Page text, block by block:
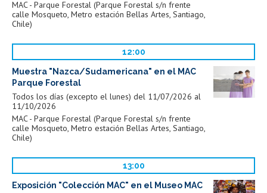
MAC - Parque Forestal (Parque Forestal s/n frente
calle Mosqueto, Metro estación Bellas Artes, Santiago,
Chile)
12:00
Muestra "Nazca/Sudamericana" en el MAC
Parque Forestal
Todos los días (excepto el lunes) del 11/07/2026 al
11/10/2026
MAC - Parque Forestal (Parque Forestal s/n frente
calle Mosqueto, Metro estación Bellas Artes, Santiago,
Chile)
13:00
Exposición "Colección MAC" en el Museo MAC